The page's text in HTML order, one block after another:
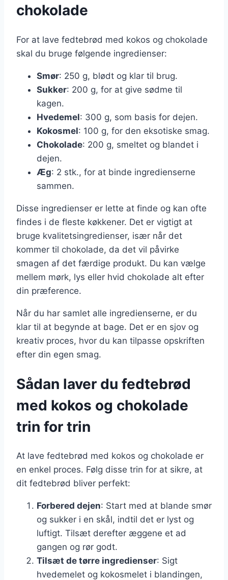
chokolade
For at lave fedtebrød med kokos og chokolade
skal du bruge følgende ingredienser:
Smør: 250 g, blødt og klar til brug.
Sukker: 200 g, for at give sødme til
kagen.
Hvedemel: 300 g, som basis for dejen.
Kokosmel: 100 g, for den eksotiske smag.
Chokolade: 200 g, smeltet og blandet i
dejen.
Æg: 2 stk., for at binde ingredienserne
sammen.
Disse ingredienser er lette at finde og kan ofte
findes i de fleste køkkener. Det er vigtigt at
bruge kvalitetsingredienser, især når det
kommer til chokolade, da det vil påvirke
smagen af det færdige produkt. Du kan vælge
mellem mørk, lys eller hvid chokolade alt efter
din præference.
Når du har samlet alle ingredienserne, er du
klar til at begynde at bage. Det er en sjov og
kreativ proces, hvor du kan tilpasse opskriften
efter din egen smag.
Sådan laver du fedtebrød
med kokos og chokolade
trin for trin
At lave fedtebrød med kokos og chokolade er
en enkel proces. Følg disse trin for at sikre, at
dit fedtebrød bliver perfekt:
Forbered dejen: Start med at blande smør
og sukker i en skål, indtil det er lyst og
luftigt. Tilsæt derefter æggene et ad
gangen og rør godt.
Tilsæt de tørre ingredienser: Sigt
hvedemelet og kokosmelet i blandingen,